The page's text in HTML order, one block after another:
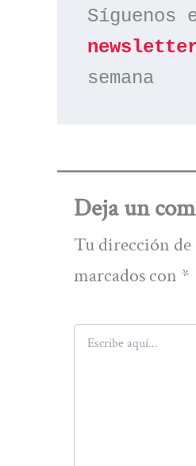
Síguenos
semana
Deja un
Tu dirección de
marcados con *
Escribe
aquí...